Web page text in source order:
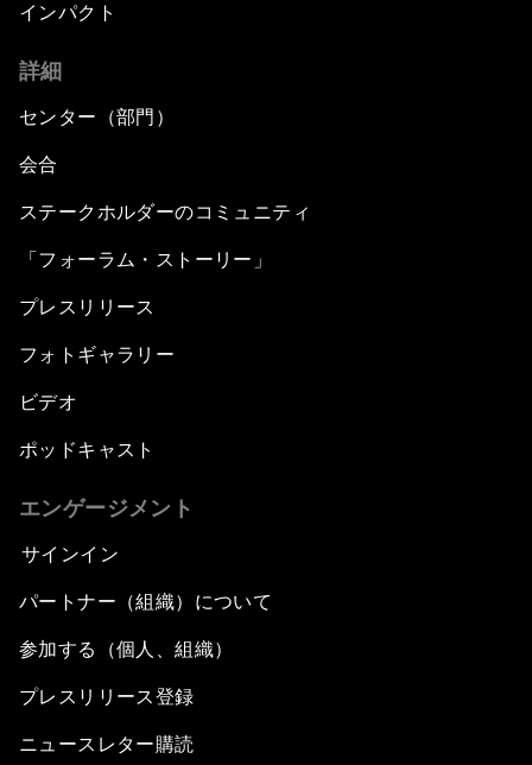
インパクト
詳細
センター（部門）
会合
ステークホルダーのコミュニティ
「フォーラム・ストーリー」
プレスリリース
フォトギャラリー
ビデオ
ポッドキャスト
エンゲージメント
サインイン
パートナー（組織）について
参加する（個人、組織）
プレスリリース登録
ニュースレター購読